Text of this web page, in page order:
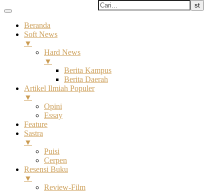
Beranda
Soft News
▼
Hard News
▼
Berita Kampus
Berita Daerah
Artikel Ilmiah Populer
▼
Opini
Essay
Feature
Sastra
▼
Puisi
Cerpen
Resensi Buku
▼
Review-Film